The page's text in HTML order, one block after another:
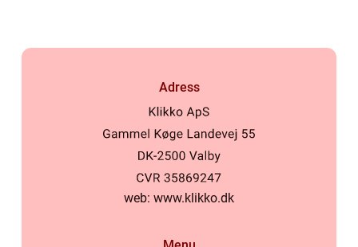
Adress
web: www.klikko.dk